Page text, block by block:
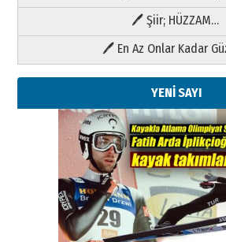
🖊 Şiir; HÜZZAM…
🖊 En Az Onlar Kadar
YENİ SAYI
Kenan GÜLERCİ